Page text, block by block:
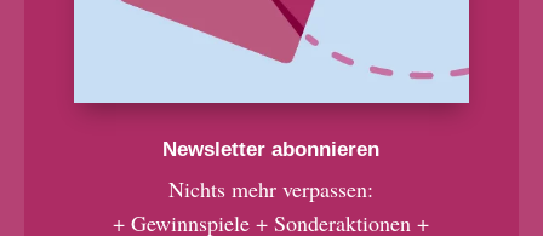
Newsletter abonnieren
Nichts mehr verpassen:
+ Gewinnspiele + Sonderaktionen +